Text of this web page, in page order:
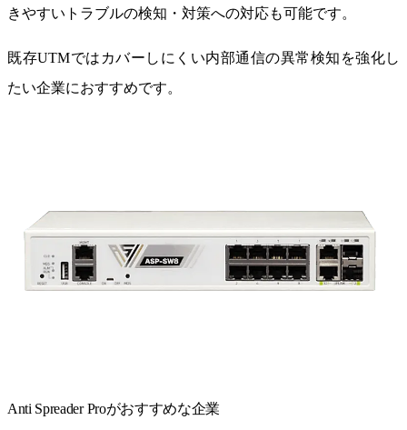
きやすいトラブルの検知・対策への対応も可能です。
既存UTMではカバーしにくい内部通信の異常検知を強化し
たい企業におすすめです。
Anti Spreader Proがおすすめな企業